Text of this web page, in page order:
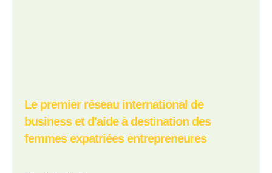
Le premier réseau international de
business et d'aide à destination des
femmes expatriées entrepreneures